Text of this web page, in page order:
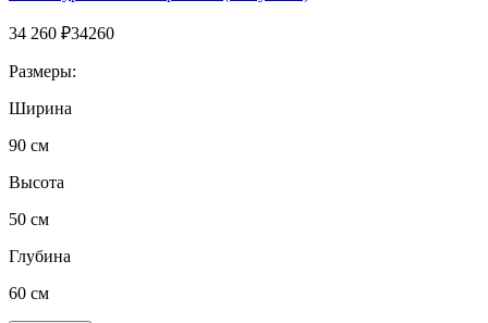
34 260 ₽34260
Размеры:
Ширина
90 см
Высота
50 см
Глубина
60 см